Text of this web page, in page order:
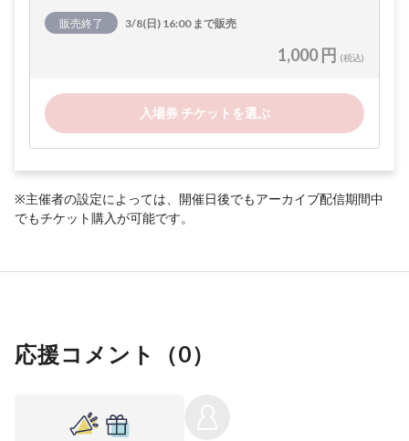
販売終了 3/8(日) 16:00 まで販売
1,000 円 (税込)
入場券 チケットを選ぶ
※主催者の設定によっては、開催日後でもアーカイブ配信期間中
でもチケット購入が可能です。
応援コメント（0）